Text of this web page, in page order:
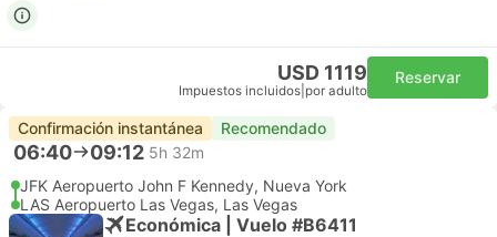
USD 1119
Impuestos incluidos por adulto
Reservar
Confirmación instantánea Recomendado
06:40 09:12 5h 32m
JFK Aeropuerto John F Kennedy, Nueva York
LAS Aeropuerto Las Vegas, Las Vegas
Económica | Vuelo #B6411